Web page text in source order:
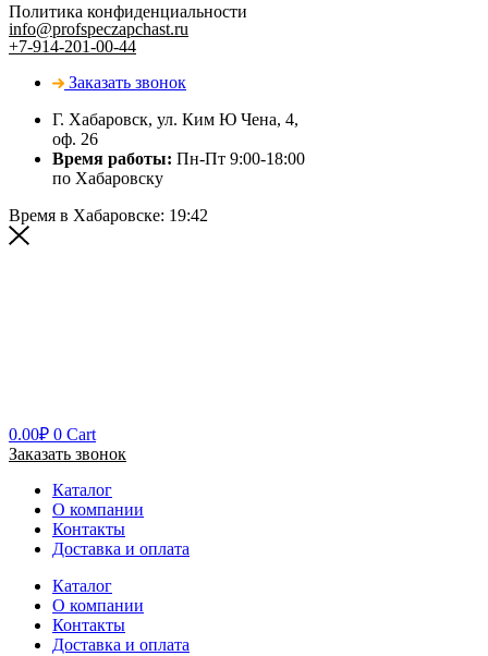
Политика конфиденциальности
info@profspeczapchast.ru
+7-914-201-00-44
Заказать звонок
Г. Хабаровск, ул. Ким Ю Чена, 4,
оф. 26
Время работы: Пн-Пт 9:00-18:00
по Хабаровску
Время в Хабаровске: 19:42
0.00₽ 0 Cart
Заказать звонок
Каталог
О компании
Контакты
Доставка и оплата
Каталог
О компании
Контакты
Доставка и оплата